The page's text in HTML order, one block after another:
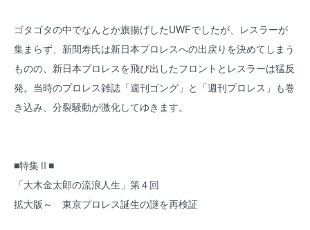
ゴタゴタの中でなんとか旗揚げしたUWFでしたが、レスラーが
集まらず、新間寿氏は新日本プロレスへの出戻りを決めてしまう
ものの、新日本プロレスを飛び出したフロントとレスラーは猛反
発。当時のプロレス雑誌「週刊ゴング」と「週刊プロレス」も巻
き込み、分裂騒動が激化してゆきます。
■特集Ⅱ■
「大木金太郎の流浪人生」第４回
拡大版～ 東京プロレス誕生の謎を再検証